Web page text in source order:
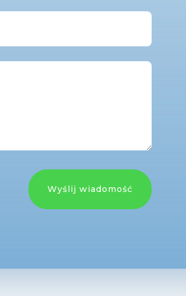
Wyślij wiadomość